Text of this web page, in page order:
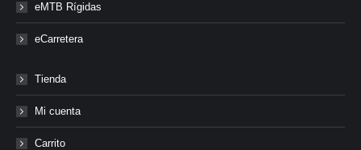
eMTB Rígidas
eCarretera
Tienda
Mi cuenta
Carrito